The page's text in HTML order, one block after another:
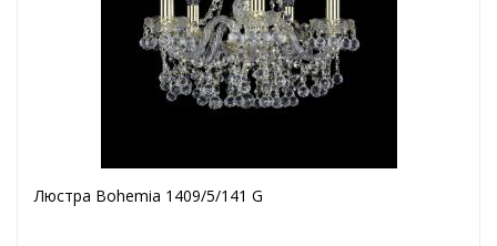
Люстра Bohemia 1409/5/141 G